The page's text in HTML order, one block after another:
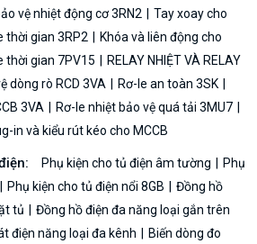
vệ nhiệt động cơ 3RN2
Tay xoay cho
thời gian 3RP2
Khóa và liên động cho
thời gian 7PV15
RELAY NHIỆT VÀ RELAY
dòng rò RCD 3VA
Rơ-le an toàn 3SK
3VA
Rơ-le nhiệt bảo vệ quá tải 3MU7
in và kiểu rút kéo cho MCCB
Phụ kiện cho tủ điện âm tường
Phụ
Phụ kiện cho tủ điện nổi 8GB
Đồng hồ
tủ
Đồng hồ điện đa năng loại gắn trên
điện năng loại đa kênh Biến dòng đo